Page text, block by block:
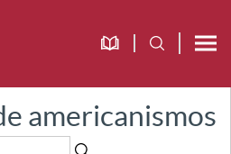
americanismos